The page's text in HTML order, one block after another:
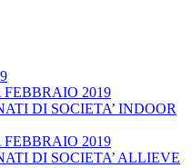
2019
DI SOCIETA’ INDOOR
2019
DI SOCIETA’ ALLIEVE